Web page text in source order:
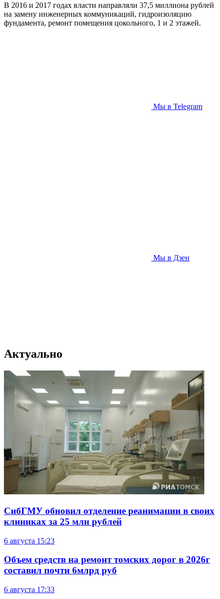
В 2016 и 2017 годах власти направляли 37,5 миллиона рублей
на замену инженерных коммуникаций, гидроизоляцию
фундамента, ремонт помещения цокольного, 1 и 2 этажей.
Мы в Telegram
Мы в Дзен
Актуально
СибГМУ обновил отделение реанимации в своих
клиниках за 25 млн рублей
6 августа 15:23
Объем средств на ремонт томских дорог в 2026г
составил почти 6млрд руб
6 августа 17:33